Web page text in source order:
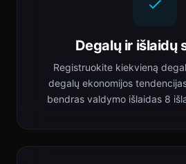
Degalų ir išlaidų
Registruokite kiekvieną
degalų ekonomijos
bendras valdymo išlaidas 8